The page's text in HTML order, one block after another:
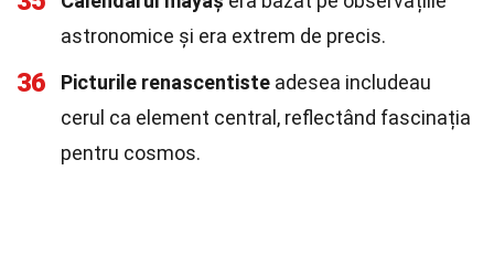
astronomice și era extrem de precis.
36 Picturile renascentiste adesea includeau
cerul ca element central, reflectând fascinația
pentru cosmos.